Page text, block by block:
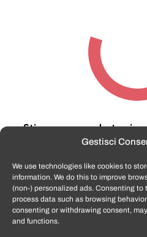
Gestisci
We use technologies like cookies to
information. We do this to improve
(non-) personalized ads. Consenting
process data such as browsing
consenting or withdrawing consent,
and functions.
Stiamo cercando tra i
qualche
TomatoSmartphone.itè
smartphone
di tutte le marche,
ONEPLUS,